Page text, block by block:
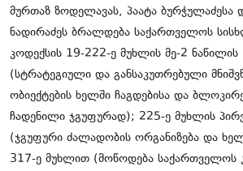
მურთაზ ზოდელავას, პაატა ბურჭულაძესა
ნადირაძეს ბრალდება საქართველოს
კოდექსის 19-222-ე მუხლის მე-2 ნაწილის
(სტრატეგიული და განსაკუთრებული
ობიექტების ხელში ჩაგდებისა და
ჩადენილი ჯგუფურად); 225-ე მუხლის
(ჯგუფური ძალადობის ორგანიზება და
317-ე მუხლით (მოწოდება საქართველოს